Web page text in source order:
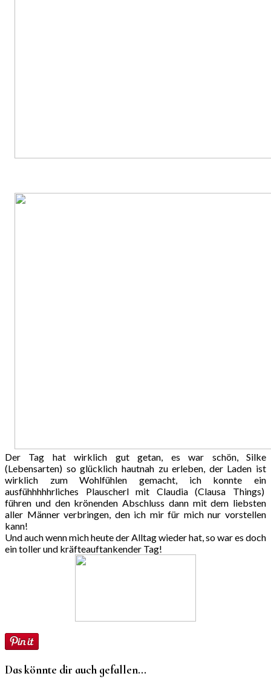
Der Tag hat wirklich gut getan, es war schön, Silke
(Lebensarten) so glücklich hautnah zu erleben, der Laden ist
wirklich zum Wohlfühlen gemacht, ich konnte ein
ausfühhhhhrliches Plauscherl mit Claudia (Clausa Things)
führen und den krönenden Abschluss dann mit dem liebsten
aller Männer verbringen, den ich mir für mich nur vorstellen
kann!
Und auch wenn mich heute der Alltag wieder hat, so war es doch
ein toller und kräfteauftankender Tag!
Das könnte dir auch gefallen...